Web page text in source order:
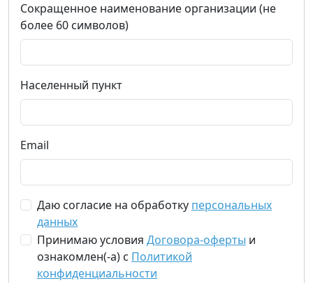
Сокращенное наименование организации (не
более 60 символов)
Населенный пункт
Email
Даю согласие на обработку персональных
данных
Принимаю условия Договора-оферты и
ознакомлен(-а) с Политикой
конфиденциальности